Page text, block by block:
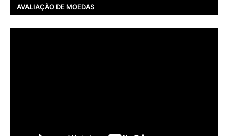
AVALIAÇÃO DE MOEDAS